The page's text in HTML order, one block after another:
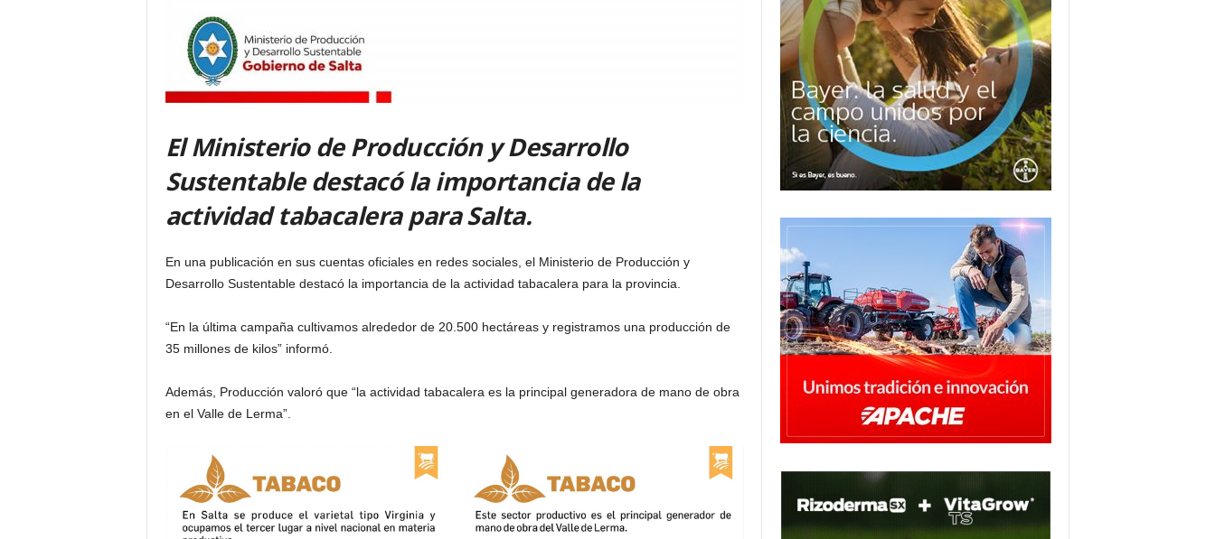
El Ministerio de Producción y Desarrollo
Sustentable destacó la importancia de la
actividad tabacalera para Salta.
En una publicación en sus cuentas oficiales en redes sociales, el Ministerio de Producción y
Desarrollo Sustentable destacó la importancia de la actividad tabacalera para la provincia.
“En la última campaña cultivamos alrededor de 20.500 hectáreas y registramos una producción de
35 millones de kilos” informó.
Además, Producción valoró que “la actividad tabacalera es la principal generadora de mano de obra
en el Valle de Lerma”.